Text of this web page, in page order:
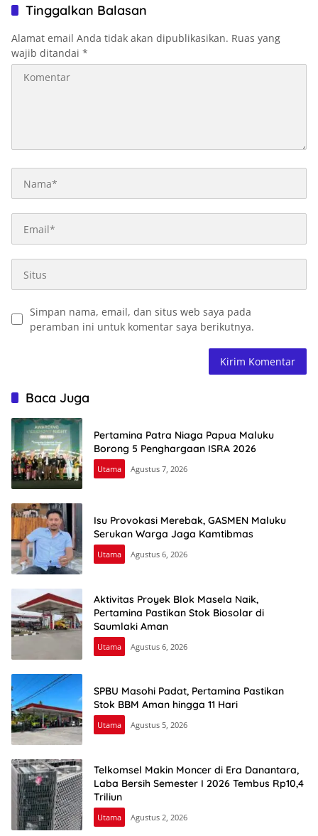
Tinggalkan Balasan
Alamat email Anda tidak akan dipublikasikan. Ruas yang
wajib ditandai *
Simpan nama, email, dan situs web saya pada
peramban ini untuk komentar saya berikutnya.
Baca Juga
Pertamina Patra Niaga Papua Maluku
Borong 5 Penghargaan ISRA 2026
Utama Agustus 7, 2026
Isu Provokasi Merebak, GASMEN Maluku
Serukan Warga Jaga Kamtibmas
Utama Agustus 6, 2026
Aktivitas Proyek Blok Masela Naik,
Pertamina Pastikan Stok Biosolar di
Saumlaki Aman
Utama Agustus 6, 2026
SPBU Masohi Padat, Pertamina Pastikan
Stok BBM Aman hingga 11 Hari
Utama Agustus 5, 2026
Telkomsel Makin Moncer di Era Danantara,
Laba Bersih Semester I 2026 Tembus Rp10,4
Triliun
Utama Agustus 2, 2026